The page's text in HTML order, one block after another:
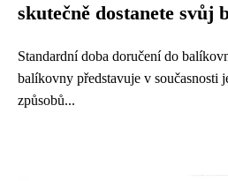
skutečně dostanete svůj
Standardní doba doručení do
balíkovny představuje v současnosti
způsobů...